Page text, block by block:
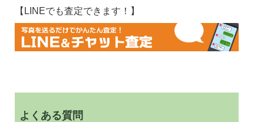
【LINEでも査定できます！】
よくある質問